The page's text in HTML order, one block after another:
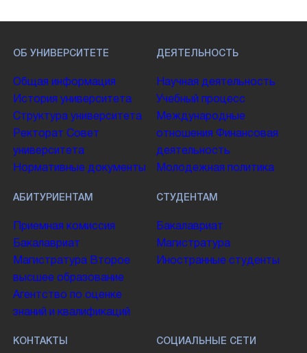
ОБ УНИВЕРСИТЕТЕ
Общая информация
История университета
Структура университета
Ректорат Совет
университета
Нормативные документы
ДЕЯТЕЛЬНОСТЬ
Научная деятельность
Учебный процесс
Международные
отношения Финансовая
деятельность
Молодежная политика
АБИТУРИЕНТАМ
Приемная комиссия
Бакалавриат
Магистратура Второе
высшее образование
Агентство по оценке
знаний и квалификаций
СТУДЕНТАМ
Бакалавриат
Магистратура
Иностранные студенты
КОНТАКТЫ СОЦИАЛЬНЫЕ СЕТИ